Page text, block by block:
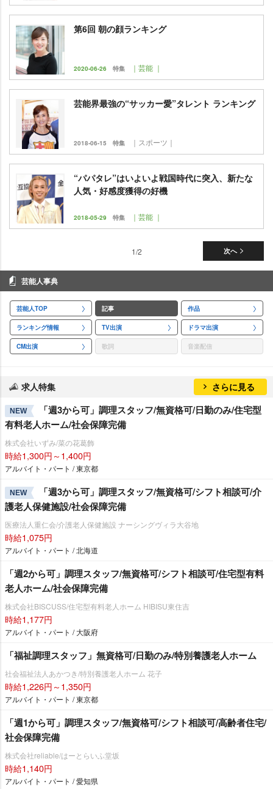
第6回 朝の顔ランキング
2020-06-26 特集 ｜芸能 ｜
芸能界最強の“サッカー愛”タレント ランキング
2018-06-15 特集 ｜スポーツ｜
“パパタレ”はいよいよ戦国時代に突入、新たな
人気・好感度獲得の好機
2018-05-29 特集 ｜芸能 ｜
次へ
1/2
芸能人事典
芸能人TOP 記事 作品
ランキング情報 TV出演 ドラマ出演
CM出演 歌詞 音楽配信
求人特集 さらに見る
NEW
「週3から可」調理スタッフ/無資格可/日勤のみ/住宅型
有料老人ホーム/社会保障完備
株式会社いずみ/菜の花葛飾
時給1,300円～1,400円
アルバイト・パート / 東京都
NEW
「週3から可」調理スタッフ/無資格可/シフト相談可/介
護老人保健施設/社会保障完備
医療法人重仁会/介護老人保健施設 ナーシングヴィラ大谷地
時給1,075円
アルバイト・パート / 北海道
「週2から可」調理スタッフ/無資格可/シフト相談可/住宅型有料
老人ホーム/社会保障完備
株式会社BISCUSS/住宅型有料老人ホーム HIBISU東住吉
時給1,177円
アルバイト・パート / 大阪府
「福祉調理スタッフ」無資格可/日勤のみ/特別養護老人ホーム
社会福祉法人あかつき/特別養護老人ホーム 花子
時給1,226円～1,350円
アルバイト・パート / 東京都
「週1から可」調理スタッフ/無資格可/シフト相談可/高齢者住宅/
社会保障完備
株式会社reliable/はーとらいふ堂坂
時給1,140円
アルバイト・パート / 愛知県